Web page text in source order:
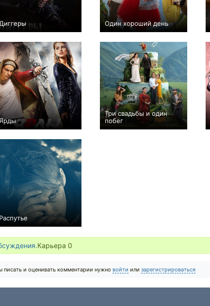
Диггеры
−7
Один хороший день
+8
+5
Три свадьбы и один
побег
+1
Распутье
0
Карьера 0
писать и оценивать комментарии нужно войти или зарегистрироваться